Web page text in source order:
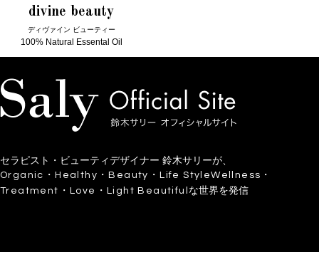
divine beauty
ディヴァイン ビューティー
100% Natural Essental Oil
セラピスト・ビューティデザイナー 鈴木サリーが、
Organic・Healthy・Beauty・Life StyleWellness・
Treatment・Love・Light Beautiful な世界を発信